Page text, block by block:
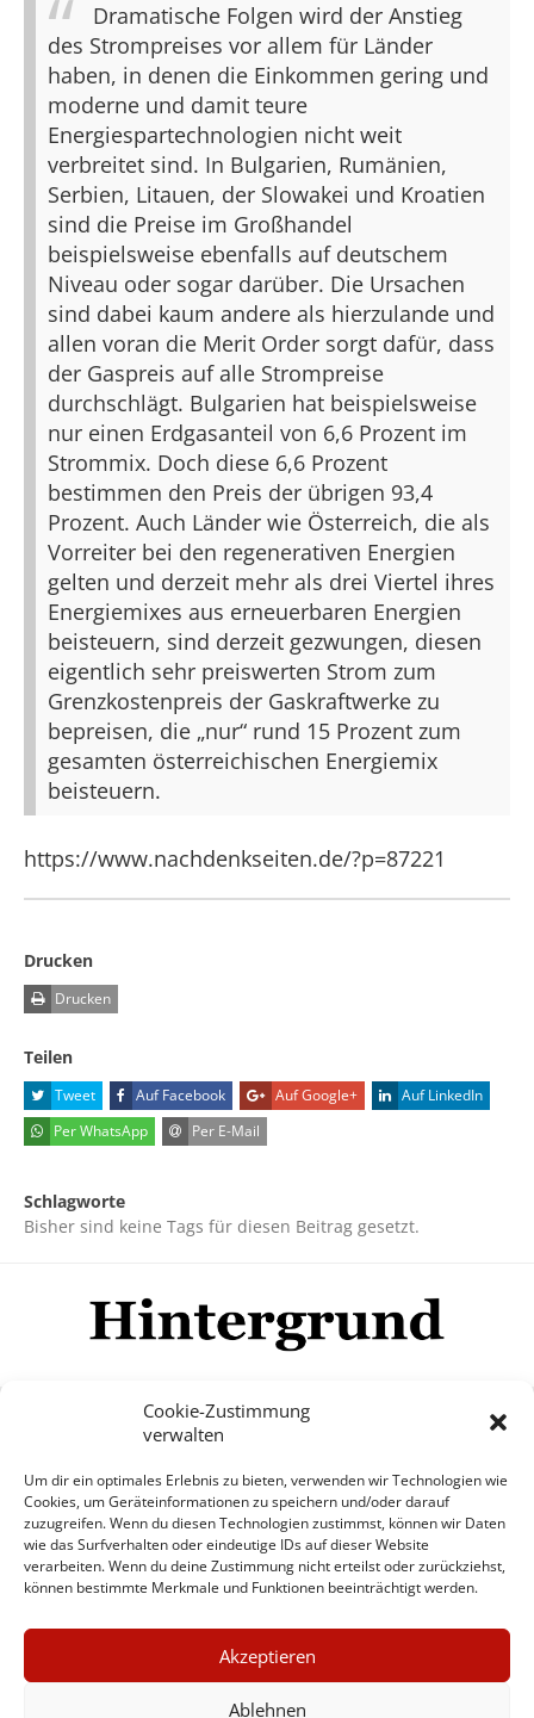
Cookie-Zustimmung
verwalten
Um dir ein optimales Erlebnis zu bieten, verwenden wir Technologien wie
Cookies, um Geräteinformationen zu speichern und/oder darauf
zuzugreifen. Wenn du diesen Technologien zustimmst, können wir Daten
wie das Surfverhalten oder eindeutige IDs auf dieser Website
verarbeiten. Wenn du deine Zustimmung nicht erteilst oder zurückziehst,
können bestimmte Merkmale und Funktionen beeinträchtigt werden.
Akzeptieren
Ablehnen
Dramatische Folgen wird der Anstieg
des Strompreises vor allem für Länder
haben, in denen die Einkommen gering und
moderne und damit teure
Energiespartechnologien nicht weit
verbreitet sind. In Bulgarien, Rumänien,
Serbien, Litauen, der Slowakei und Kroatien
sind die Preise im Großhandel
beispielsweise ebenfalls auf deutschem
Niveau oder sogar darüber. Die Ursachen
sind dabei kaum andere als hierzulande und
allen voran die Merit Order sorgt dafür, dass
der Gaspreis auf alle Strompreise
durchschlägt. Bulgarien hat beispielsweise
nur einen Erdgasanteil von 6,6 Prozent im
Strommix. Doch diese 6,6 Prozent
bestimmen den Preis der übrigen 93,4
Prozent. Auch Länder wie Österreich, die als
Vorreiter bei den regenerativen Energien
gelten und derzeit mehr als drei Viertel ihres
Energiemixes aus erneuerbaren Energien
beisteuern, sind derzeit gezwungen, diesen
eigentlich sehr preiswerten Strom zum
Grenzkostenpreis der Gaskraftwerke zu
bepreisen, die „nur“ rund 15 Prozent zum
gesamten österreichischen Energiemix
beisteuern.
https://www.nachdenkseiten.de/?p=87221
Drucken
Drucken
Teilen
Tweet Auf Facebook Auf Google+
Auf LinkedIn
Per WhatsApp
Per E-Mail
Schlagworte
Bisher sind keine Tags für diesen Beitrag gesetzt.
Mehr
© Copyright Hintergrund.de, 2015 - 2026
Zum Newsletter jetzt kostenlos
anmelden
erscheint ca. alle 4 Wochen
×